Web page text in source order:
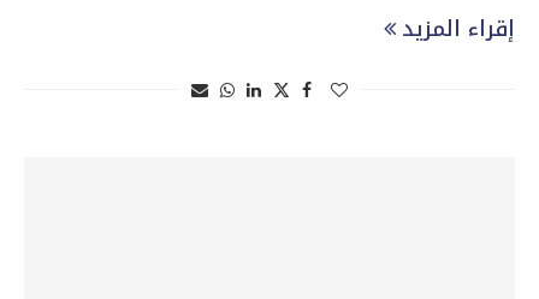
إقراء المزيد